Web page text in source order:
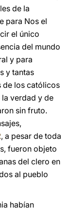
de la
para Nos el
el único
del mundo
y para
y tantas
de los católicos
la verdad y de
sin fruto.
, a pesar de toda
fueron objeto
del clero en
al pueblo
habían